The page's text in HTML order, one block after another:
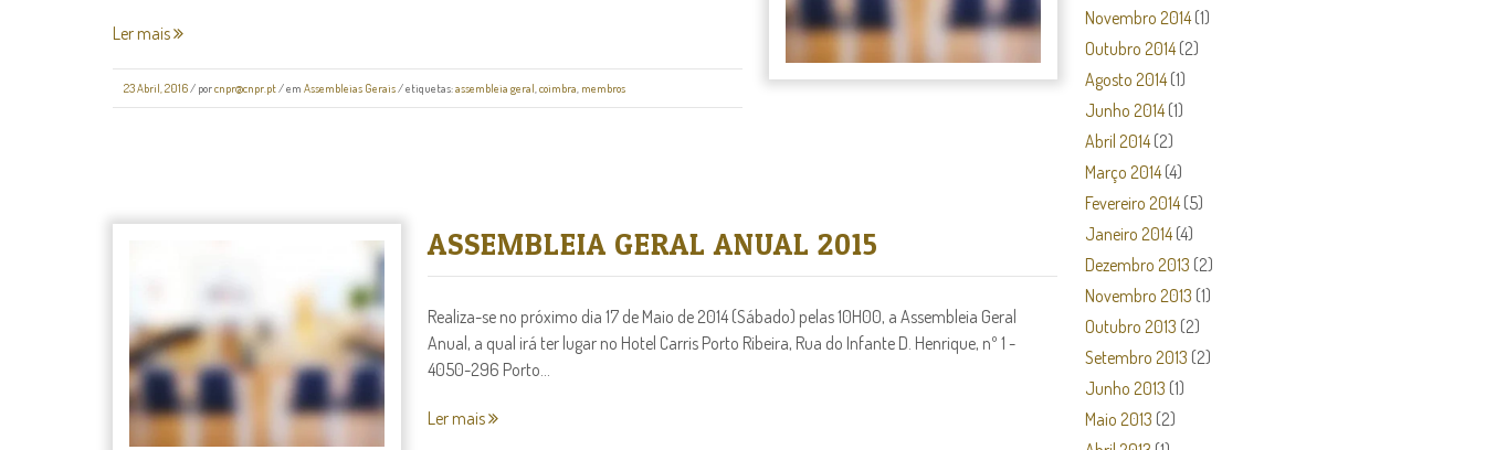
Ler mais
23 Abril, 2016/ porcnpr@cnpr.pt/ emAssembleias Gerais/ etiquetas:assembleia geral,coimbra, membros
ASSEMBLEIA GERAL ANUAL 2015
Realiza-se no próximo dia 17 de Maio de 2014 (Sábado) pelas 10H00, a Assembleia Geral
Anual, a qual irá ter lugar no Hotel Carris Porto Ribeira, Rua do Infante D. Henrique, nº 1 -
4050-296 Porto...
Ler mais
Novembro 2014(1)
Outubro 2014(2)
Agosto 2014(1)
Junho 2014(1)
Abril 2014(2)
Março 2014(4)
Fevereiro 2014(5)
Janeiro 2014(4)
Dezembro 2013 (2)
Novembro 2013 (1)
Outubro 2013 (2)
Setembro 2013 (2)
Junho 2013 (1)
Maio 2013 (2)